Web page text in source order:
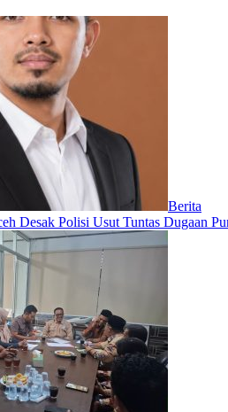
Berita
Desak Polisi Usut Tuntas Dugaan